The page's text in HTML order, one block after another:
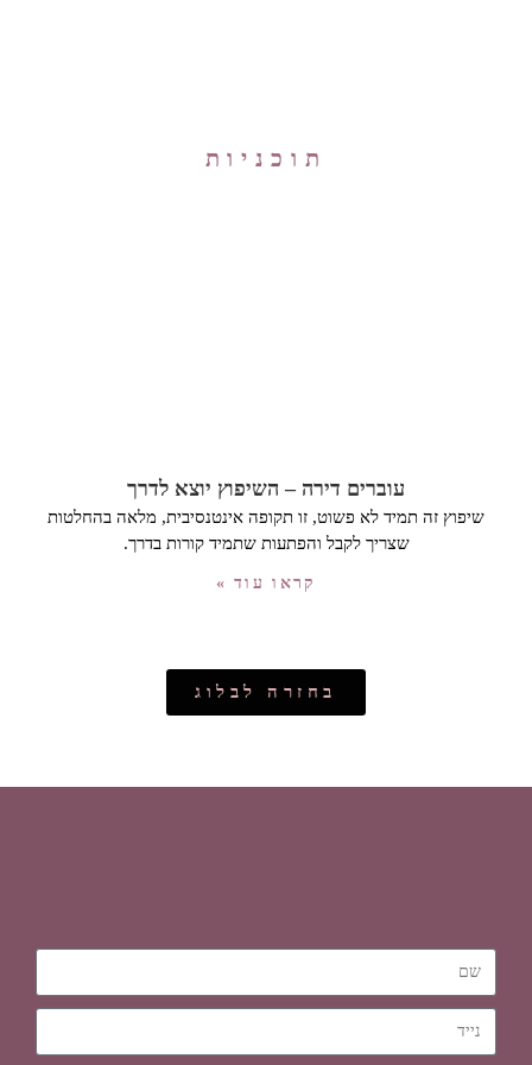
תוכניות
עוברים דירה – השיפוץ יוצא לדרך
שיפוץ זה תמיד לא פשוט, זו תקופה אינטנסיבית, מלאה בהחלטות
שצריך לקבל והפתעות שתמיד קורות בדרך.
קראו עוד »
בחזרה לבלוג